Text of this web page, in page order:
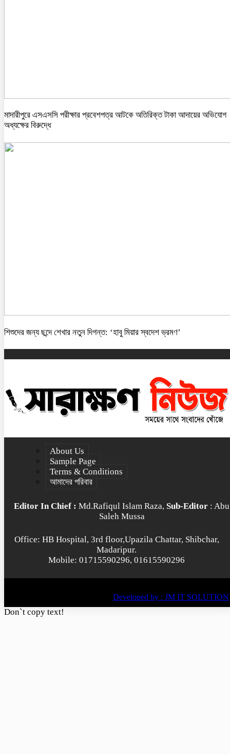
মাদারীপুরে এসএসসি পরীক্ষার প্রবেশপত্র আটকে অতিরিক্ত টাকা আদায়ের অভিযোগ
অধ্যক্ষের বিরুদ্ধে
শিশুদের জন্য ছন্দে শেখার নতুন দিগন্ত: ‘হাবু মিয়ার স্বদেশ ভ্রমণ’
About Us
Sample Page
Terms & Conditions
আমাদের পরিবার
Editor In Chief : Md.Rafiqul Islam Raza, Sub-Editor : Abu
Saleh Mussa
Office: HB Hospital, 3rd floor,Upazila Chattar, Shibchar,
Madaripur.
Mobile: 01715590296, 01615590296
Developed by : JM IT SOLUTION
Don`t copy text!